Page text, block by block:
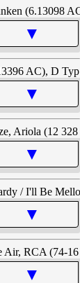
▼
▼
▼
▼
▼